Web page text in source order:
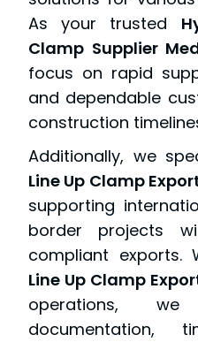
As your trusted
Clamp Supplier
focus on rapid
and dependable
construction
Additionally, we
Line Up Clamp
supporting
border projects
compliant exports.
Line Up Clamp
operations, we
documentation,